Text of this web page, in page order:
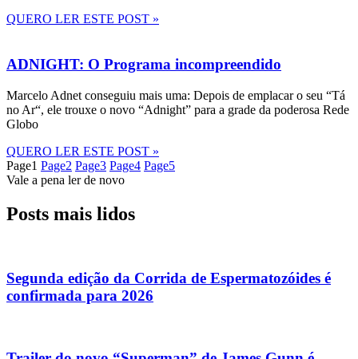
QUERO LER ESTE POST »
ADNIGHT: O Programa incompreendido
Marcelo Adnet conseguiu mais uma: Depois de emplacar o seu “Tá
no Ar“, ele trouxe o novo “Adnight” para a grade da poderosa Rede
Globo
QUERO LER ESTE POST »
Page1 Page2 Page3 Page4 Page5
Vale a pena ler de novo
Posts mais lidos
Segunda edição da Corrida de Espermatozóides é
confirmada para 2026